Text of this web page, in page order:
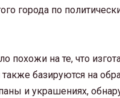
города по
похожи на те, что
также базируются на
и украшениях,